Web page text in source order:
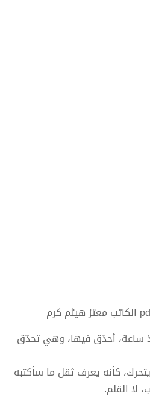
ساعة، أحدّق فيها، وهي تحدّق
كأنه يعرف ثقل ما سأكتبه
لا القلم.